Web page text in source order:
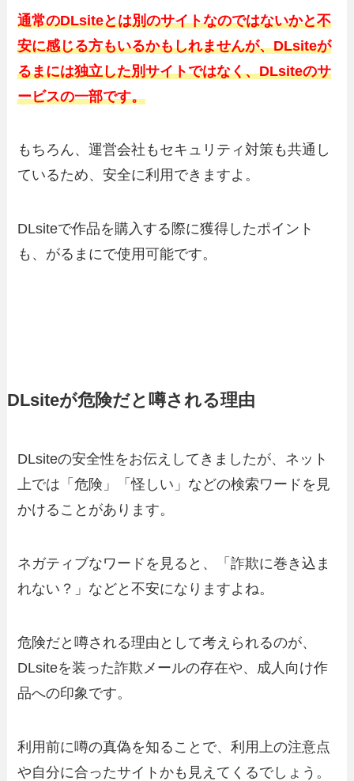
通常のDLsiteとは別のサイトなのではないかと不
安に感じる方もいるかもしれませんが、DLsiteが
るまには独立した別サイトではなく、DLsiteのサ
ービスの一部です。
もちろん、運営会社もセキュリティ対策も共通し
ているため、安全に利用できますよ。
DLsiteで作品を購入する際に獲得したポイント
も、がるまにで使用可能です。
DLsiteが危険だと噂される理由
DLsiteの安全性をお伝えしてきましたが、ネット
上では「危険」「怪しい」などの検索ワードを見
かけることがあります。
ネガティブなワードを見ると、「詐欺に巻き込ま
れない？」などと不安になりますよね。
危険だと噂される理由として考えられるのが、
DLsiteを装った詐欺メールの存在や、成人向け作
品への印象です。
利用前に噂の真偽を知ることで、利用上の注意点
や自分に合ったサイトかも見えてくるでしょう。